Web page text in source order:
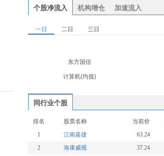
个股净流入 机构增仓 加速流入
一日 二日 三日
东方国信
计算机(均值)
同行业个股
排名 股票名称 当前价
1
江南嘉捷 63.24
2
海康威视 37.24